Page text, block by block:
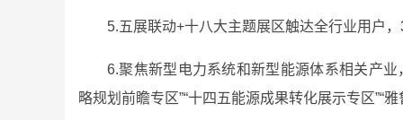
5.五展联动+十八大主题展区触达全行业用户
6.聚焦新型电力系统和新型能源体系相关产业
略规划前瞻专区”“十四五能源成果转化展示专区”“